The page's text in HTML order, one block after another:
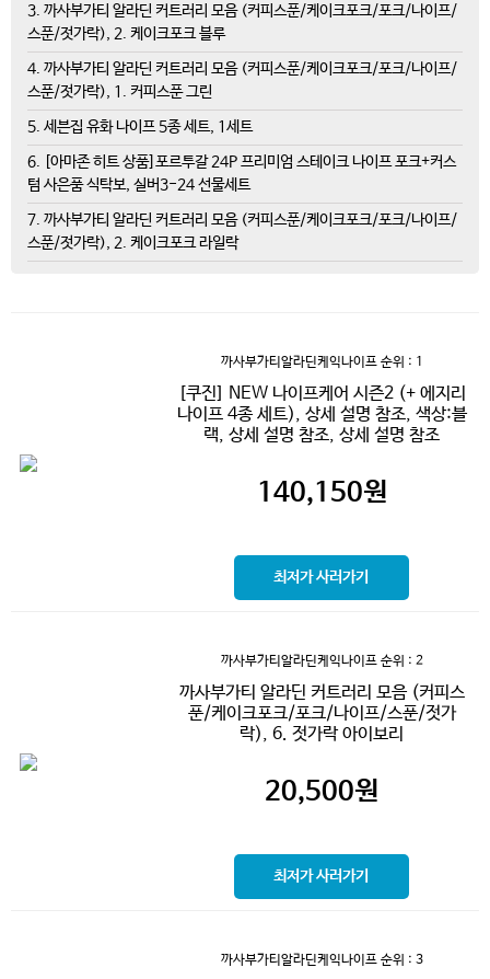
3. 까사부가티 알라딘 커트러리 모음 (커피스푼/케이크포크/포크/나이프/
스푼/젓가락), 2. 케이크포크 블루
4. 까사부가티 알라딘 커트러리 모음 (커피스푼/케이크포크/포크/나이프/
스푼/젓가락), 1. 커피스푼 그린
5. 세븐집 유화 나이프 5종 세트, 1세트
6. [아마존 히트 상품]포르투갈 24P 프리미엄 스테이크 나이프 포크+커스
텀 사은품 식탁보, 실버3-24 선물세트
7. 까사부가티 알라딘 커트러리 모음 (커피스푼/케이크포크/포크/나이프/
스푼/젓가락), 2. 케이크포크 라일락
까사부가티알라딘케익나이프순위 : 1
[쿠진] NEW 나이프케어 시즌2 (+ 에지리
나이프 4종 세트), 상세 설명 참조, 색상:블
랙, 상세 설명 참조, 상세 설명 참조
140,150원
최저가 사러가기
까사부가티알라딘케익나이프순위 : 2
까사부가티 알라딘 커트러리 모음 (커피스
푼/케이크포크/포크/나이프/스푼/젓가
락), 6. 젓가락 아이보리
20,500원
최저가 사러가기
까사부가티알라딘케익나이프순위 : 3